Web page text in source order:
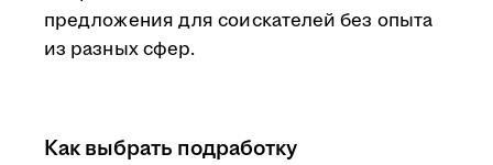
предложения для соискателей без опыта
из разных сфер.
Как выбрать подработку